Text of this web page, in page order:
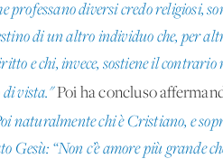
professano diversi credo religiosi,
di un altro individuo che, per
e chi, invece, sostiene il
di vista."Poi ha concluso
naturalmente chi è Cristiano, e
Gesù: “Non c’è amore più grande